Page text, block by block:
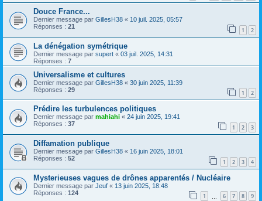
Douce France...
Dernier message par GillesH38 « 10 juil. 2025, 05:57
Réponses : 21 1 2
La dénégation symétrique
Dernier message par supert « 03 juil. 2025, 14:31
Réponses : 7
Universalisme et cultures
Dernier message par GillesH38 « 30 juin 2025, 11:39
Réponses : 29 1 2
Prédire les turbulences politiques
Dernier message par mahiahi « 24 juin 2025, 19:41
Réponses : 37 1 2 3
Diffamation publique
Dernier message par GillesH38 « 16 juin 2025, 18:01
Réponses : 52 1 2 3 4
Mysterieuses vagues de drônes apparentés / Nucléaire
Dernier message par Jeuf « 13 juin 2025, 18:48
Réponses : 124 1 6 7 8 9